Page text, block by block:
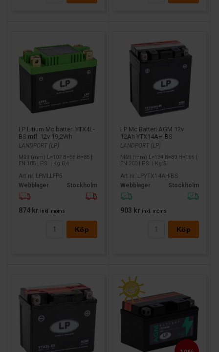
LP Litium Mc batteri YTX4L-
BS mfl. 12v 19,2Wh
LANDPORT (LP)
Mått (mm) L=107 B=56 H=85 |
EN:105 | PS: | Kg:0,4
Art nr. LPMLLFP5
Webblager
Stockholm
874 kr inkl. moms
Köp
LP Mc Batteri AGM 12v
12Ah YTX14AH-BS
LANDPORT (LP)
Mått (mm) L=134 B=89 H=166 |
EN:200 | PS: | Kg:5
Art nr. LPYTX14AH-BS
Webblager
Stockholm
903 kr inkl. moms
Köp